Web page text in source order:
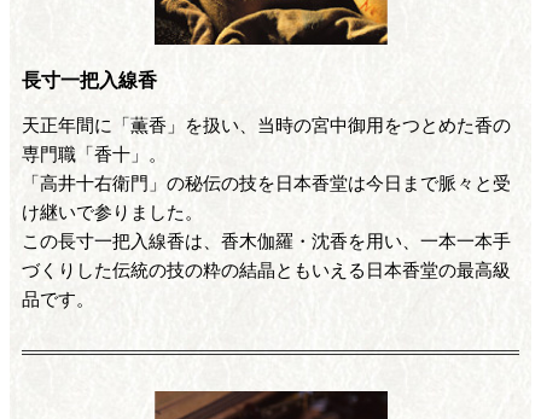
長寸一把入線香
天正年間に「薫香」を扱い、当時の宮中御用をつとめた香の
専門職「香十」。
「高井十右衛門」の秘伝の技を日本香堂は今日まで脈々と受
け継いで参りました。
この長寸一把入線香は、香木伽羅・沈香を用い、一本一本手
づくりした伝統の技の粋の結晶ともいえる日本香堂の最高級
品です。